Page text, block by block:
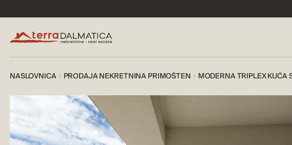
NASLOVNICA PRODAJA NEKRETNINA PRIMOŠTEN MODERNA TRIPLEX